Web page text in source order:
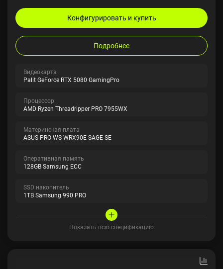
Конфигурировать и купить
Подробнее
Видеокарта
Palit GeForce RTX 5080 GamingPro
Процессор
AMD Ryzen Threadripper PRO 7955WX
Материнская плата
ASUS PRO WS WRX90E-SAGE SE
Оперативная память
128GB Samsung ECC
SSD накопитель
1TB Samsung 990 PRO
Показать всю спецификацию